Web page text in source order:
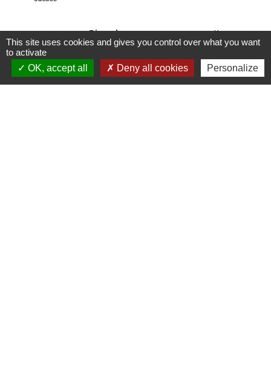
Signaler une erreur sur cette page
This site uses cookies and gives you control over what you want
to activate
OK, accept all
Deny all cookies Personalize